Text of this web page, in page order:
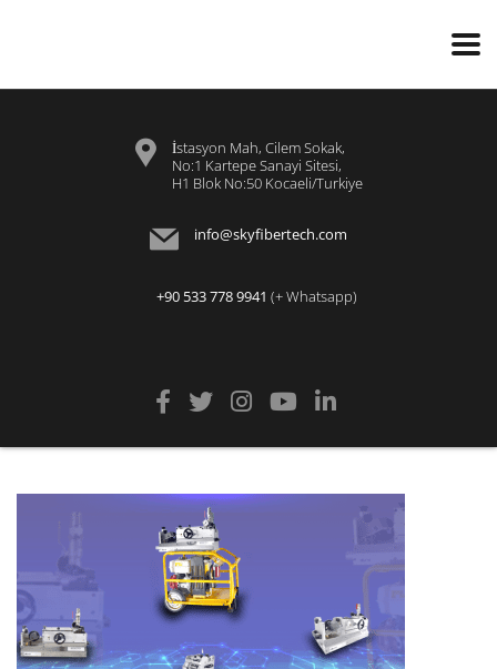
İstasyon Mah, Cilem Sokak,
No:1 Kartepe Sanayi Sitesi,
H1 Blok No:50 Kocaeli/Turkiye
info@skyfibertech.com
+90 533 778 9941 (+ Whatsapp)